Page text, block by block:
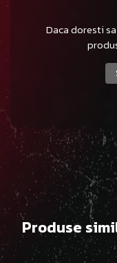
Daca doresti
Produse